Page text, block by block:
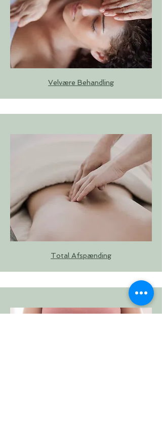
Velvære Behandling
Total Afspænding